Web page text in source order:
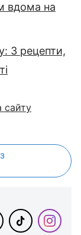
вдома на
3 рецепти,
сайту